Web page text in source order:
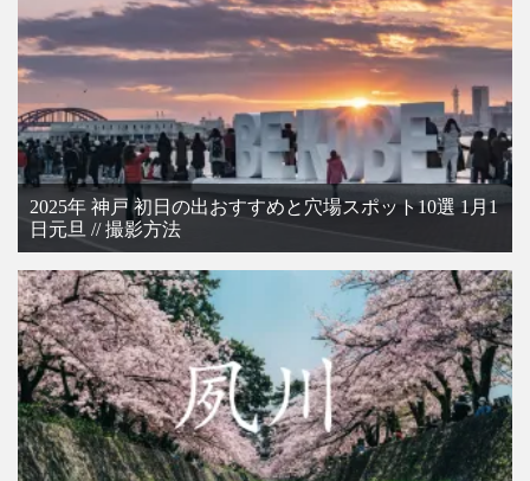
2025年 神戸 初日の出おすすめと穴場スポット10選 1月1
日元旦 // 撮影方法